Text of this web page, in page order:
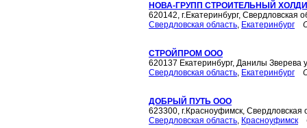
НОВА-ГРУПП СТРОИТЕЛЬНЫЙ
620142, г.Екатеринбург, Свердловская
Свердловская область, Екатеринбург
СТРОЙПРОМ ООО
620137 Екатеринбург, Данилы Зверева
Свердловская область, Екатеринбург
ДОБРЫЙ ПУТЬ ООО
623300, г.Красноуфимск, Свердловская
Свердловская область, Красноуфимск